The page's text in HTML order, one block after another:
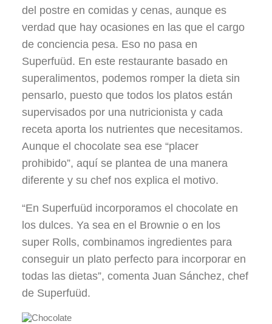
del postre en comidas y cenas, aunque es
verdad que hay ocasiones en las que el cargo
de conciencia pesa. Eso no pasa en
Superfuüd. En este restaurante basado en
superalimentos, podemos romper la dieta sin
pensarlo, puesto que todos los platos están
supervisados por una nutricionista y cada
receta aporta los nutrientes que necesitamos.
Aunque el chocolate sea ese “placer
prohibido”, aquí se plantea de una manera
diferente y su chef nos explica el motivo.
“En Superfuüd incorporamos el chocolate en
los dulces. Ya sea en el Brownie o en los
super Rolls, combinamos ingredientes para
conseguir un plato perfecto para incorporar en
todas las dietas”, comenta Juan Sánchez, chef
de Superfuüd.